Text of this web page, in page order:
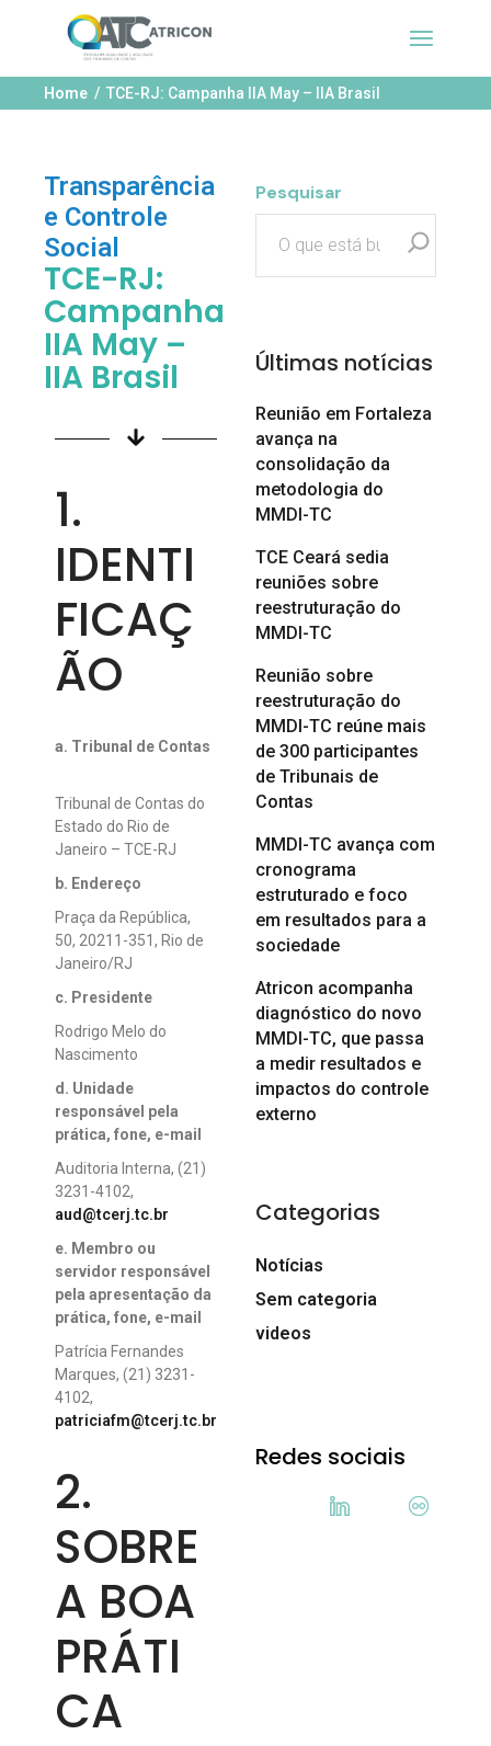
Home TCE-RJ: Campanha IIA May – IIA Brasil
Transparência
e Controle
Social
TCE-RJ:
Campanha
IIA May –
IIA Brasil
1.
IDENTI
FICAÇ
ÃO
a. Tribunal de Contas
Tribunal de Contas do
Estado do Rio de
Janeiro – TCE-RJ
b. Endereço
Praça da República,
50,20211-351, Rio de
Janeiro/RJ
c. Presidente
Rodrigo Melo do
Nascimento
d. Unidade
responsável pela
prática, fone, e-mail
Auditoria Interna, (21)
3231-4102,
aud@tcerj.tc.br
e. Membro ou
servidor responsável
pela apresentação da
prática, fone, e-mail
Patrícia Fernandes
Marques, (21) 3231-
4102,
patriciafm@tcerj.tc.br
2.
SOBRE
A BOA
PRÁTI
CA
Pesquisar
Últimas notícias
Reunião em Fortaleza
avança na
consolidação da
metodologia do
MMDI-TC
TCE Ceará sedia
reuniões sobre
reestruturação do
MMDI-TC
Reunião sobre
reestruturação do
MMDI-TC reúne mais
de 300 participantes
de Tribunais de
Contas
MMDI-TC avança com
cronograma
estruturado e foco
em resultados para a
sociedade
Atricon acompanha
diagnóstico do novo
MMDI-TC, que passa
a medir resultados e
impactos do controle
externo
Categorias
Notícias
Sem categoria
videos
Redes sociais